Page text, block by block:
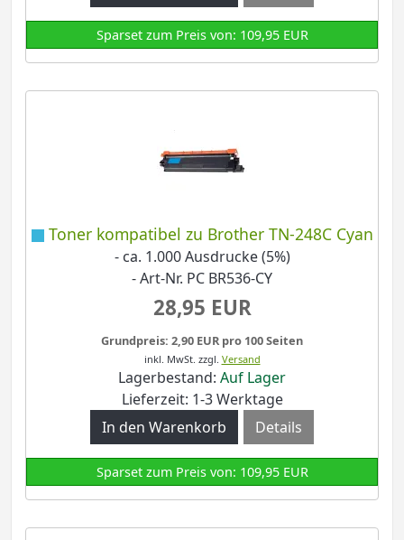
Sparset zum Preis von: 109,95 EUR
Toner kompatibel zu Brother TN-248C Cyan
- ca. 1.000 Ausdrucke (5%)
- Art-Nr. PC BR536-CY
28,95 EUR
Grundpreis: 2,90 EUR pro 100 Seiten
inkl. MwSt. zzgl. Versand
Lagerbestand: Auf Lager
Lieferzeit: 1-3 Werktage
Details
Sparset zum Preis von: 109,95 EUR